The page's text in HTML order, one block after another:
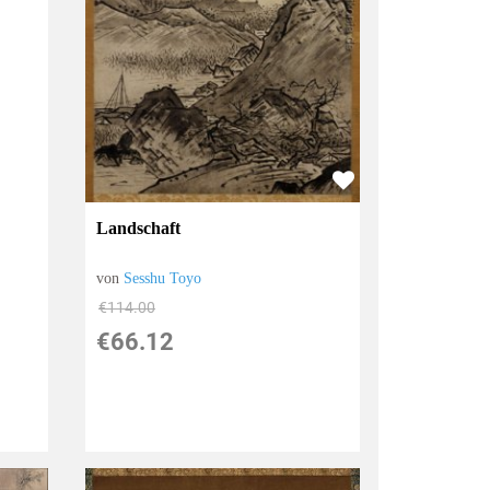
Landschaft
von Sesshu Toyo
€114.00
€66.12